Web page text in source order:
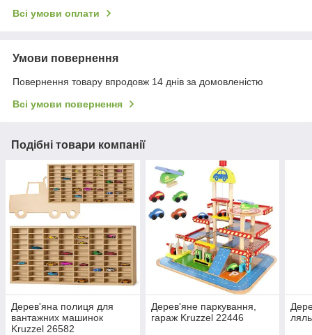
Всі умови оплати
Умови повернення
Повернення товару впродовж 14 днів за домовленістю
Всі умови повернення
Подібні товари компанії
Дерев'яна полиця для
вантажних машинок
Kruzzel 26582
Дерев'яне паркування,
гараж Kruzzel 22446